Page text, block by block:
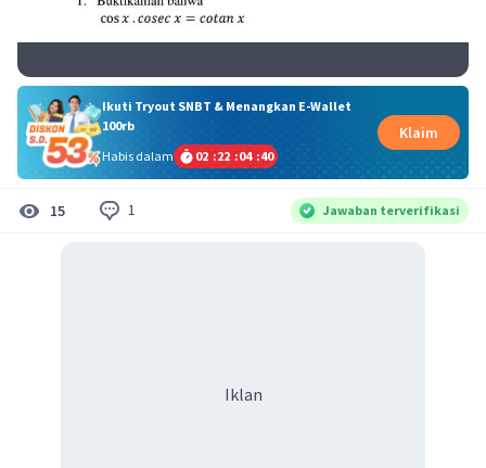
Ikuti Tryout SNBT & Menangkan E-Wallet
100rb
Habis dalam
02 :22 :04 :40
Klaim
15 1 Jawaban terverifikasi
Iklan